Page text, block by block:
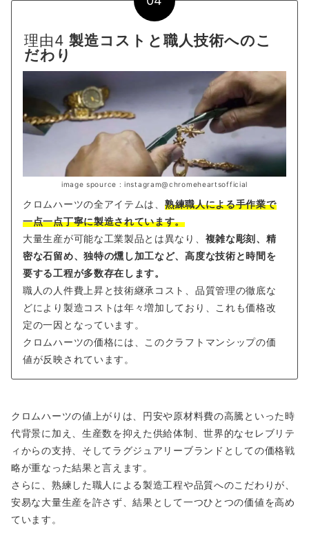
理由4製造コストと職人技術へのこ
だわり
image spource : instagram@chromeheartsofficial
クロムハーツの全アイテムは、 熟練職人による手作業で
一点一点丁寧に製造されています。
大量生産が可能な工業製品とは異なり、 複雑な彫刻、精
密な石留め、独特の燻し加工など、高度な技術と時間を
要する工程が多数存在します。
職人の人件費上昇と技術継承コスト、品質管理の徹底な
どにより製造コストは年々増加しており、これも価格改
定の一因となっています。
クロムハーツの価格には、このクラフトマンシップの価
値が反映されています。
クロムハーツの値上がりは、円安や原材料費の高騰といった時
代背景に加え、生産数を抑えた供給体制、世界的なセレブリテ
ィからの支持、そしてラグジュアリーブランドとしての価格戦
略が重なった結果と言えます。
さらに、熟練した職人による製造工程や品質へのこだわりが、
安易な大量生産を許さず、結果として一つひとつの価値を高め
ています。